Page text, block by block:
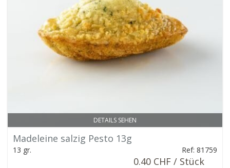
DETAILS SEHEN
Madeleine salzig Pesto 13g
13 gr. Ref: 81759
0.40 CHF / Stück